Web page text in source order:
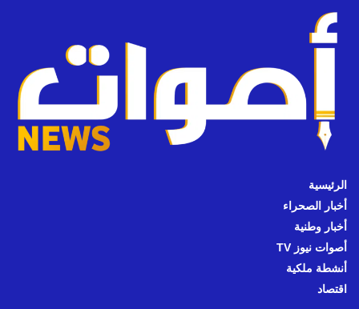
الرئيسية
أخبار الصحراء
أخبار وطنية
أصوات نيوز TV
أنشطة ملكية
اقتصاد